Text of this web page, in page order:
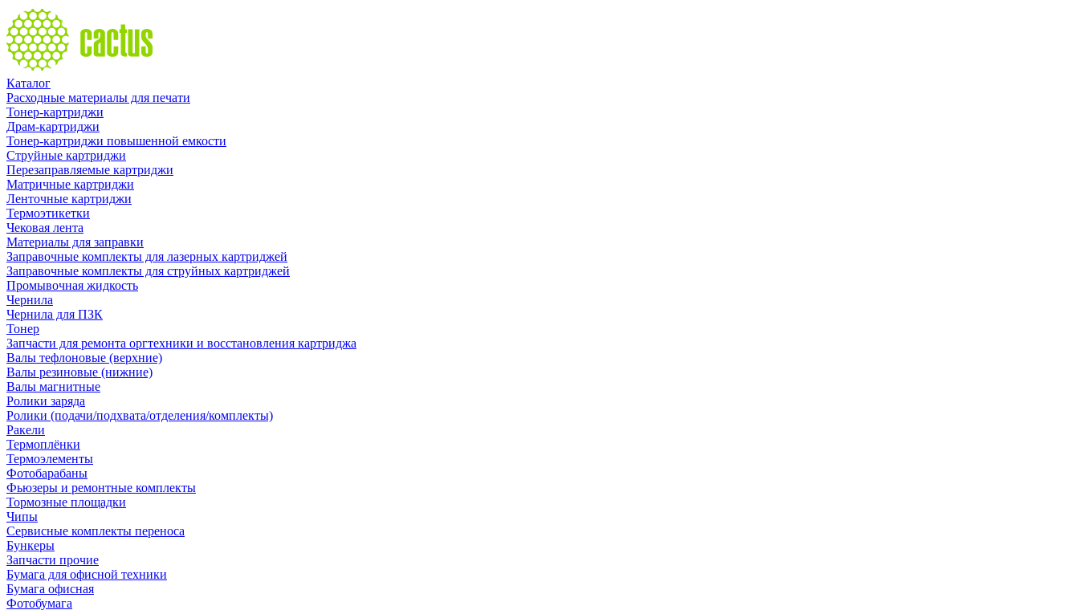
Каталог
Расходные материалы для печати
Тонер-картриджи
Драм-картриджи
Тонер-картриджи повышенной емкости
Струйные картриджи
Перезаправляемые картриджи
Матричные картриджи
Ленточные картриджи
Термоэтикетки
Чековая лента
Материалы для заправки
Заправочные комплекты для лазерных картриджей
Заправочные комплекты для струйных картриджей
Промывочная жидкость
Чернила
Чернила для ПЗК
Тонер
Запчасти для ремонта оргтехники и восстановления картриджа
Валы тефлоновые (верхние)
Валы резиновые (нижние)
Валы магнитные
Ролики заряда
Ролики (подачи/подхвата/отделения/комплекты)
Ракели
Термоплёнки
Термоэлементы
Фотобарабаны
Фьюзеры и ремонтные комплекты
Тормозные площадки
Чипы
Сервисные комплекты переноса
Бункеры
Запчасти прочие
Бумага для офисной техники
Бумага офисная
Фотобумага